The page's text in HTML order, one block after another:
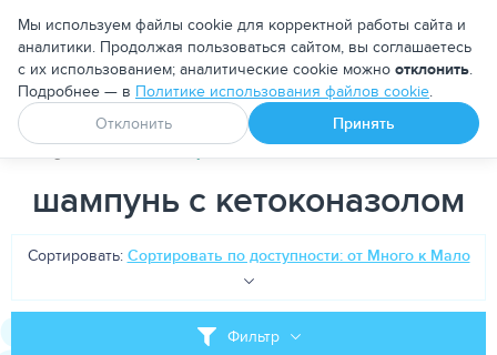
Москва
Апоквел Ветмедин От блох и клещей
PetDog Теги шампунь с кетоконазолом
шампунь с кетоконазолом
Фильтр
Сортировать: Сортировать по доступности: от Много к Мало
Мы используем файлы cookie для корректной работы сайта и
аналитики. Продолжая пользоваться сайтом, вы соглашаетесь
с их использованием; аналитические cookie можно отклонить.
Подробнее — в Политике использования файлов cookie.
Отклонить
Принять